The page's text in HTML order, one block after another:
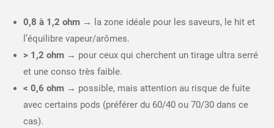
0,8 à 1,2 ohm→ la zone idéale pour les saveurs, le hit et
l’équilibre vapeur/arômes.
> 1,2 ohm→ pour ceux qui cherchent un tirage ultra serré
et une conso très faible.
< 0,6 ohm→ possible, mais attention au risque de fuite
avec certains pods (préférer du 60/40 ou 70/30 dans ce
cas).